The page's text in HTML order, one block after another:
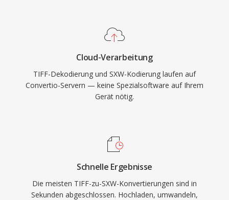
Cloud-Verarbeitung
TIFF-Dekodierung und SXW-Kodierung laufen auf
Convertio-Servern — keine Spezialsoftware auf Ihrem
Gerät nötig.
Schnelle Ergebnisse
Die meisten TIFF-zu-SXW-Konvertierungen sind in
Sekunden abgeschlossen. Hochladen, umwandeln,